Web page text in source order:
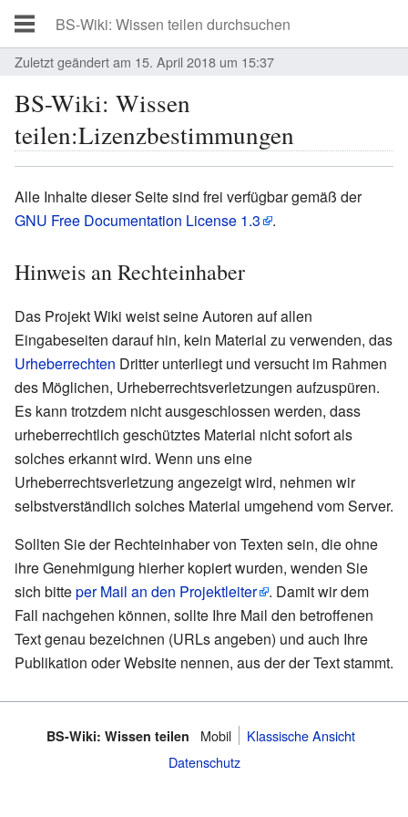
Zuletzt geändert am 15. April 2018 um 15:37
BS-Wiki: Wissen
teilen:Lizenzbestimmungen
Alle Inhalte dieser Seite sind frei verfügbar gemäß der
GNU Free Documentation License 1.3
.
Hinweis an Rechteinhaber
Das Projekt Wiki weist seine Autoren auf allen
Eingabeseiten darauf hin, kein Material zu verwenden, das
Urheberrechten Dritter unterliegt und versucht im Rahmen
des Möglichen, Urheberrechtsverletzungen aufzuspüren.
Es kann trotzdem nicht ausgeschlossen werden, dass
urheberrechtlich geschütztes Material nicht sofort als
solches erkannt wird. Wenn uns eine
Urheberrechtsverletzung angezeigt wird, nehmen wir
selbstverständlich solches Material umgehend vom Server.
Sollten Sie der Rechteinhaber von Texten sein, die ohne
ihre Genehmigung hierher kopiert wurden, wenden Sie
sich bitteper Mail an den Projektleiter
. Damit wir dem
Fall nachgehen können, sollte Ihre Mail den betroffenen
Text genau bezeichnen (URLs angeben) und auch Ihre
Publikation oder Website nennen, aus der der Text stammt.
BS-Wiki: Wissen teilen Mobil
Klassische Ansicht
Datenschutz